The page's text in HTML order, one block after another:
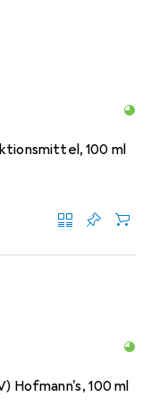
100 ml
Hofmann's, 100 ml